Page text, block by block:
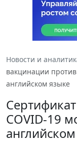
Новости и
вакцинации
английском языке
COVID-19